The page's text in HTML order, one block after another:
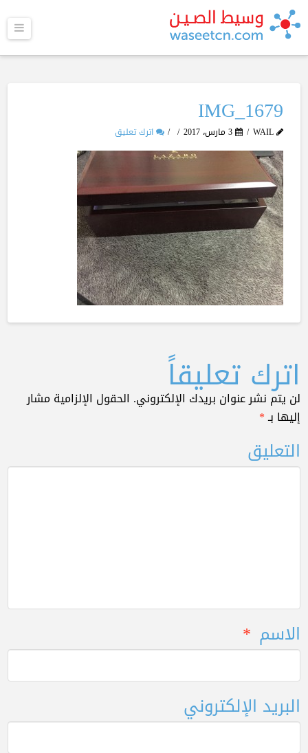
IMG_1679
WAIL 3 مارس، 2017 اترك تعليق
اترك تعليقاً
لن يتم نشر عنوان بريدك الإلكتروني. الحقول الإلزامية مشار
إليها بـ*
التعليق
الاسم *
البريد الإلكتروني